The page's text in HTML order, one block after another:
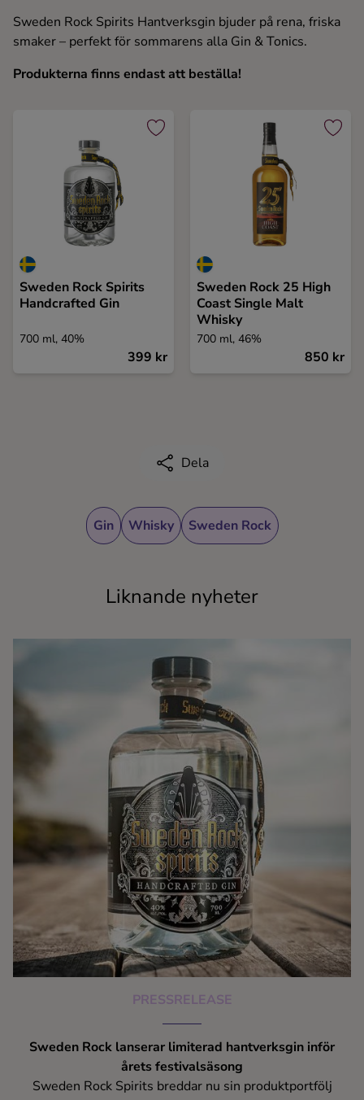
Sweden Rock Spirits Hantverksgin bjuder på rena, friska
smaker – perfekt för sommarens alla Gin & Tonics.
Produkterna finns endast att beställa!
Sweden Rock Spirits
Handcrafted Gin
700 ml, 40%
399 kr
Sweden Rock 25 High
Coast Single Malt
Whisky
700 ml, 46%
850 kr
Dela
Gin Whisky Sweden Rock
Liknande nyheter
PRESSRELEASE
Sweden Rock lanserar limiterad hantverksgin inför
årets festivalsäsong
Sweden Rock Spirits breddar nu sin produktportfölj